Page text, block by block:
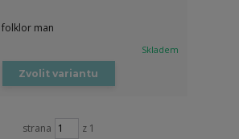
man
Skladem
Zvolit variantu
strana z 1